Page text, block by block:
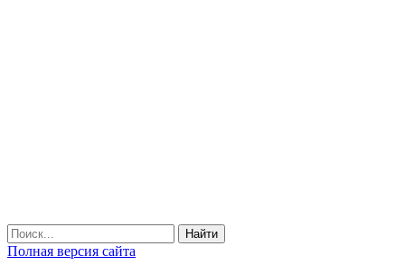
Найти
Полная версия сайта